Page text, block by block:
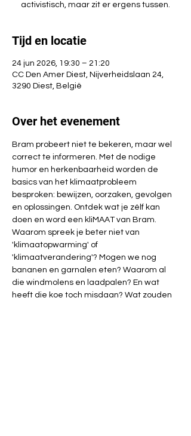
activistisch, maar zit er ergens tussen.
Tijd en locatie
24 jun 2026, 19:30 – 21:20
CC Den Amer Diest, Nijverheidslaan 24,
3290 Diest, België
Over het evenement
Bram probeert niet te bekeren, maar wel
correct te informeren. Met de nodige
humor en herkenbaarheid worden de
basics van het klimaatprobleem
besproken: bewijzen, oorzaken, gevolgen
en oplossingen. Ontdek wat je zélf kan
doen en word een kliMAAT van Bram.
Waarom spreek je beter niet van
'klimaatopwarming' of
'klimaatverandering'? Mogen we nog
bananen en garnalen eten? Waarom al
die windmolens en laadpalen? En wat
heeft die koe toch misdaan? Wat zouden